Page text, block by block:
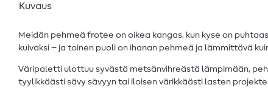
Kuvaus
Meidän pehmeä frotee on oikea kangas, kun kyse on
kuivaksi – ja toinen puoli on ihanan pehmeä ja lämmittävä
Väripaletti ulottuu syvästä metsänvihreästä lämpimään,
tyylikkäästi sävy sävyyn tai iloisen värikkäästi lasten